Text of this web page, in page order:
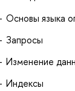
Основы языка
Запросы
Изменение
Индексы